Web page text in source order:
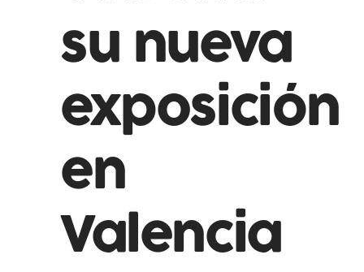
su nueva
exposición
en
Valencia